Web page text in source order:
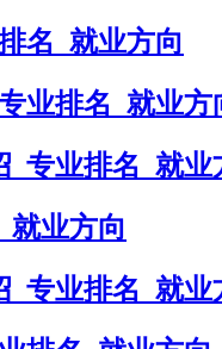
名_就业方向
业排名_就业方
专业排名_就业
就业方向
专业排名_就业